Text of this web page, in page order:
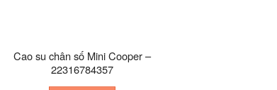
Cao su chân số Mini Cooper –
22316784357